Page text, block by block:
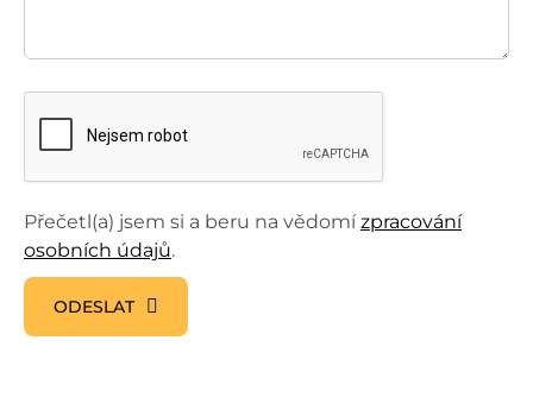
Přečetl(a) jsem si a beru na vědomízpracování
osobních údajů.
ODESLAT